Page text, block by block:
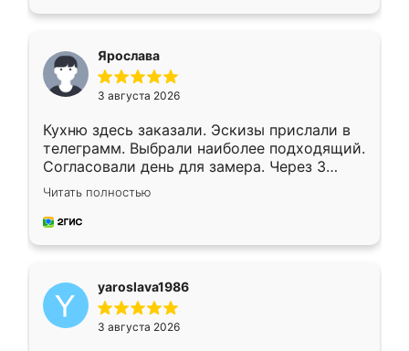
Ярослава
3 августа 2026
Кухню здесь заказали. Эскизы прислали в
телеграмм. Выбрали наиболее подходящий.
Согласовали день для замера. Через 3
недели кухня была уже готова. Остались
довольны работой. Спасибо Ренессанс
мебель за качественную работу!
Читать полностью
yaroslava1986
3 августа 2026